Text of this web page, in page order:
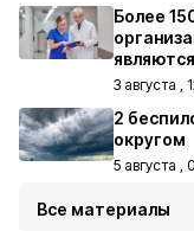
Более
3 августа ,
2
округом
5 августа ,
Все материалы